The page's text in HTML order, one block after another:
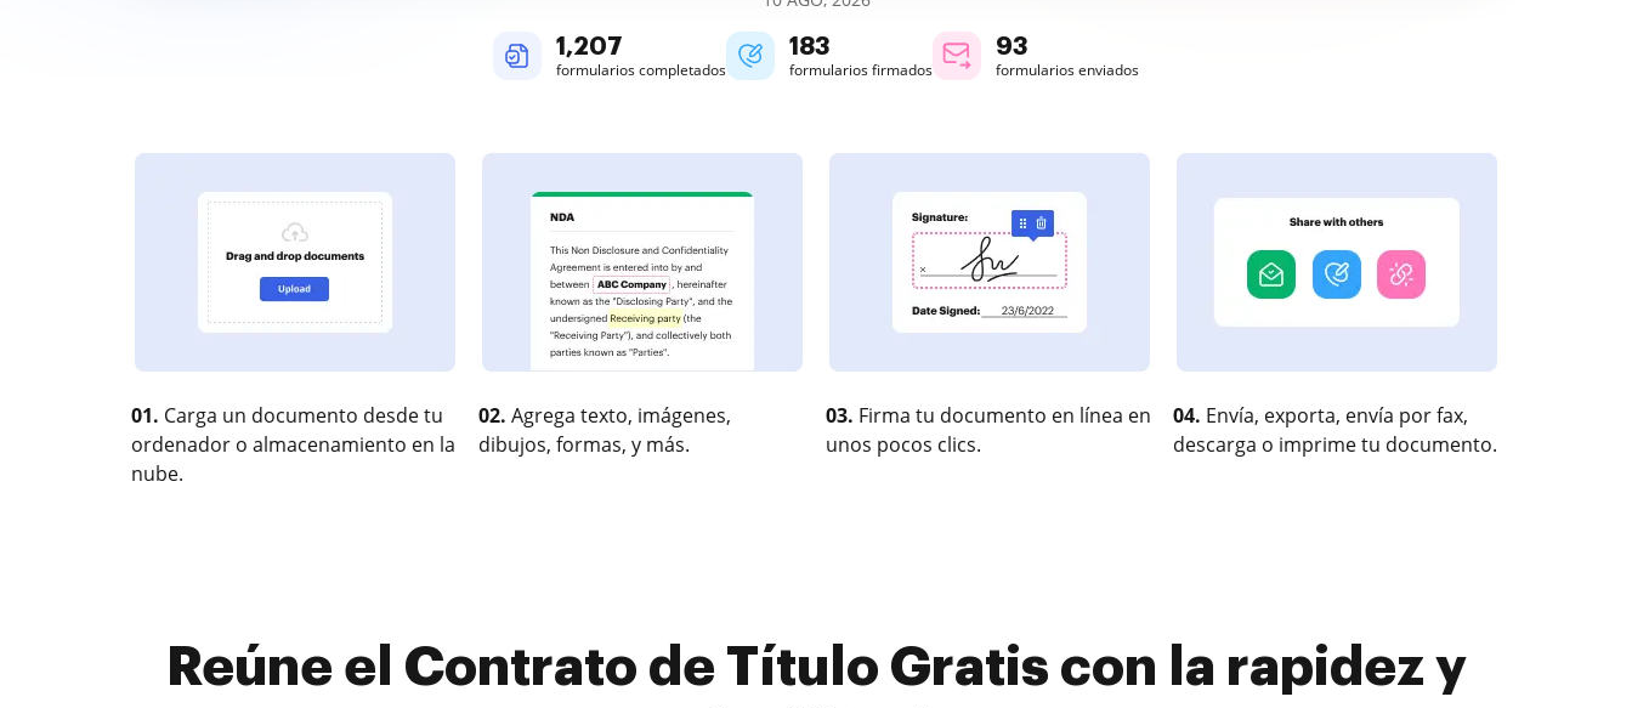
1,207
formularios completados
183
formularios firmados
93
formularios enviados
01. Carga un documento desde tu
ordenador o almacenamiento en la
nube.
02. Agrega texto, imágenes,
dibujos, formas, y más.
03. Firma tu documento en línea en
unos pocos clics.
04. Envía, exporta, envía por fax,
descarga o imprime tu documento.
Reúne el Contrato de Título Gratis con la rapidez y